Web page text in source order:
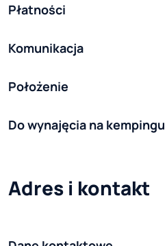
Płatności
Komunikacja
Położenie
Do wynajęcia na kempingu
Adres i kontakt